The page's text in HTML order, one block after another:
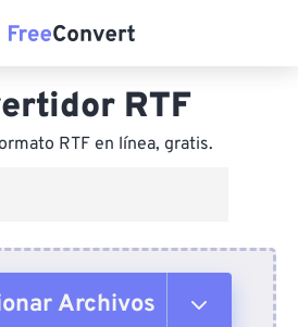
RTF
RTF en línea, gratis.
Archivos